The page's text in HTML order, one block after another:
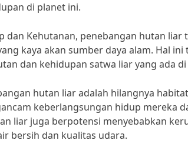
di planet ini.
Kehutanan, penebangan hutan liar
kaya akan sumber daya alam. Hal ini
dan kehidupan satwa liar yang ada di
hutan liar adalah hilangnya
keberlangsungan hidup mereka
liar juga berpotensi menyebabkan
bersih dan kualitas udara.